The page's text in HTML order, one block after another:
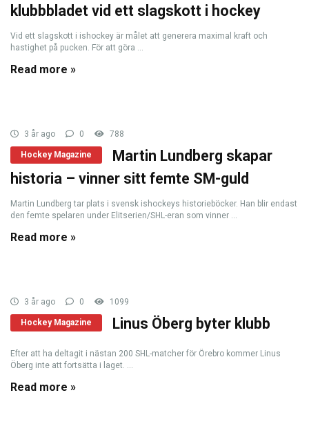
klubbbladet vid ett slagskott i hockey
Vid ett slagskott i ishockey är målet att generera maximal kraft och
hastighet på pucken. För att göra ...
Read more »
3 år ago 0 788
Hockey Magazine
Martin Lundberg skapar
historia – vinner sitt femte SM-guld
Martin Lundberg tar plats i svensk ishockeys historieböcker. Han blir endast
den femte spelaren under Elitserien/SHL-eran som vinner ...
Read more »
3 år ago 0 1099
Hockey Magazine Linus Öberg byter klubb
Efter att ha deltagit i nästan 200 SHL-matcher för Örebro kommer Linus
Öberg inte att fortsätta i laget. ...
Read more »